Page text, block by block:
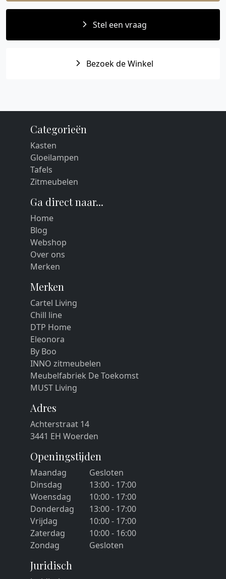
Stel een vraag
Bezoek de Winkel
Categorieën
Kasten
Gloeilampen
Tafels
Zitmeubelen
Ga direct naar...
Home
Blog
Webshop
Over ons
Merken
Merken
Cartel Living
Chill line
DTP Home
Eleonora
By Boo
INNO zitmeubelen
Meubelfabriek De Toekomst
MUST Living
Adres
Achterstraat 14
3441 EH Woerden
Openingstijden
Maandag
Gesloten
Dinsdag
13:00 - 17:00
Woensdag
10:00 - 17:00
Donderdag
13:00 - 17:00
Vrijdag
10:00 - 17:00
Zaterdag
10:00 - 16:00
Zondag
Gesloten
Juridisch